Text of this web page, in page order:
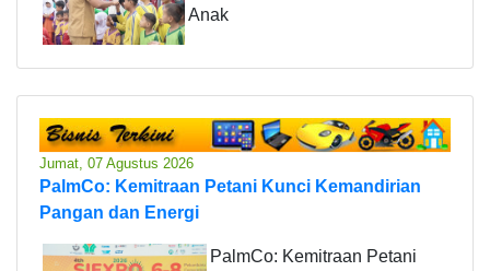
Anak
Jumat, 07 Agustus 2026
PalmCo: Kemitraan Petani Kunci Kemandirian
Pangan dan Energi
PalmCo: Kemitraan Petani